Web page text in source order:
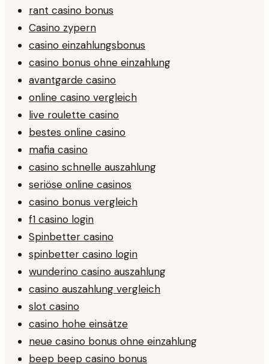
rant casino bonus
Casino zypern
casino einzahlungsbonus
casino bonus ohne einzahlung
avantgarde casino
online casino vergleich
live roulette casino
bestes online casino
mafia casino
casino schnelle auszahlung
seriöse online casinos
casino bonus vergleich
f1 casino login
Spinbetter casino
spinbetter casino login
wunderino casino auszahlung
casino auszahlung vergleich
slot casino
casino hohe einsätze
neue casino bonus ohne einzahlung
beep beep casino bonus